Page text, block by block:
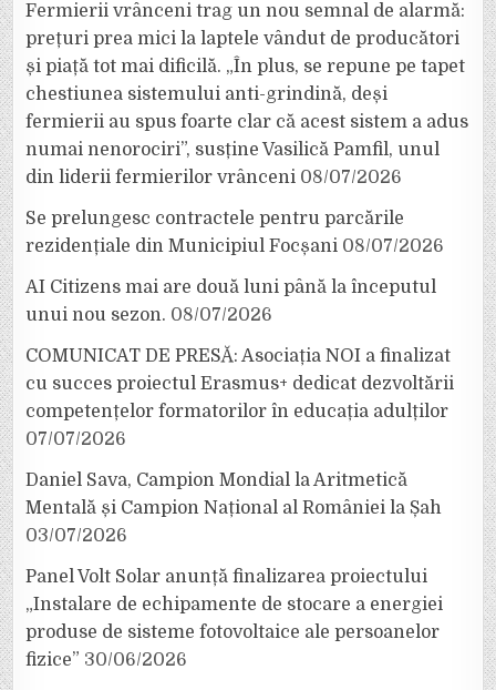
Fermierii vrânceni trag un nou semnal de alarmă:
prețuri prea mici la laptele vândut de producători
și piață tot mai dificilă. „În plus, se repune pe tapet
chestiunea sistemului anti-grindină, deși
fermierii au spus foarte clar că acest sistem a adus
numai nenorociri”, susține Vasilică Pamfil, unul
din liderii fermierilor vrânceni 08/07/2026
Se prelungesc contractele pentru parcările
rezidențiale din Municipiul Focșani 08/07/2026
AI Citizens mai are două luni până la începutul
unui nou sezon. 08/07/2026
COMUNICAT DE PRESĂ: Asociația NOI a finalizat
cu succes proiectul Erasmus+ dedicat dezvoltării
competențelor formatorilor în educația adulților
07/07/2026
Daniel Sava, Campion Mondial la Aritmetică
Mentală și Campion Național al României la Șah
03/07/2026
Panel Volt Solar anunță finalizarea proiectului
„Instalare de echipamente de stocare a energiei
produse de sisteme fotovoltaice ale persoanelor
fizice” 30/06/2026